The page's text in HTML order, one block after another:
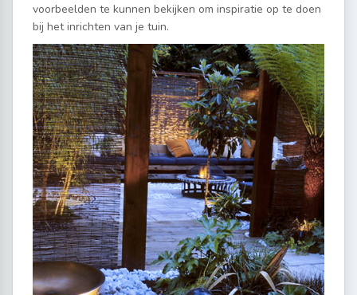
voorbeelden te kunnen bekijken om inspiratie op te doen
bij het inrichten van je tuin.